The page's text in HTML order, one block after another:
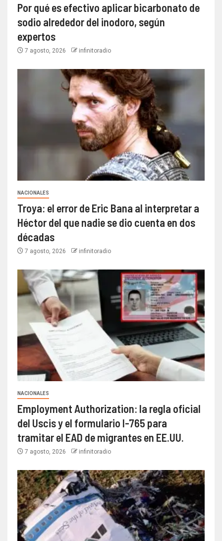
Por qué es efectivo aplicar bicarbonato de
sodio alrededor del inodoro, según
expertos
7 agosto, 2026 infinitoradio
NACIONALES
Troya: el error de Eric Bana al interpretar a
Héctor del que nadie se dio cuenta en dos
décadas
7 agosto, 2026 infinitoradio
NACIONALES
Employment Authorization: la regla oficial
del Uscis y el formulario I-765 para
tramitar el EAD de migrantes en EE.UU.
7 agosto, 2026 infinitoradio